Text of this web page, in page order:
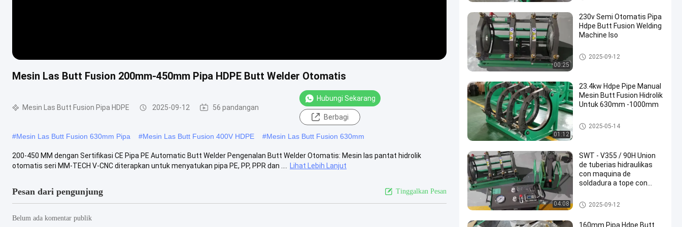
Mesin Las Butt Fusion 200mm-450mm Pipa HDPE Butt Welder Otomatis
Mesin Las Butt Fusion Pipa HDPE 2025-09-12 56 pandangan
Hubungi Sekarang
Berbagi
#Mesin Las Butt Fusion 630mm Pipa #Mesin Las Butt Fusion 400V HDPE #Mesin Las Butt Fusion 630mm
200-450 MM dengan Sertifikasi CE Pipa PE Automatic Butt Welder Pengenalan Butt Welder Otomatis: Mesin las pantat hidrolik
otomatis seri MM-TECH V-CNC diterapkan untuk menyatukan pipa PE, PP, PPR dan ....
Lihat Lebih Lanjut
Pesan dari pengunjung Tinggalkan Pesan
Belum ada komentar publik
DPE
00:25
230v Semi Otomatis Pipa
Hdpe Butt Fusion Welding
Machine Iso
Mesin Las Butt Fusion Pipa H
DPE
2025-09-12
01:12
23.4kw Hdpe Pipe Manual
Mesin Butt Fusion Hidrolik
Untuk 630mm -1000mm
Mesin Las Butt Fusion Pipa H
DPE
2025-05-14
04:08
SWT - V355 / 90H Union
de tuberias hidraulikas
con maquina de
soldadura a tope con
Mesin Las Hidrolik Butt Fusion
2025-09-12
160mm Pipa Hdpe Butt